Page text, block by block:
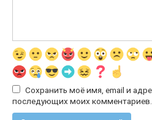
Сохранить моё имя, email и
последующих моих комментариев.